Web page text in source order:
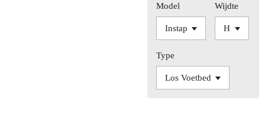
Model Wijdte
Type